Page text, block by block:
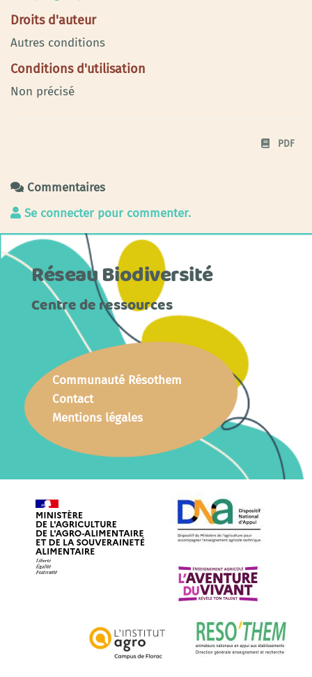
Droits d'auteur
Autres conditions
Conditions d'utilisation
Non précisé
PDF
Commentaires
Se connecter pour commenter.
Réseau Biodiversité
Centre de ressources
Communauté Résothem
Contact
Mentions légales